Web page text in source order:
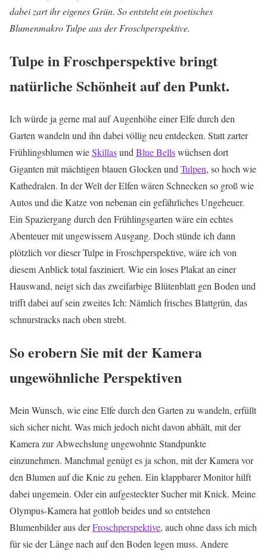
dabei zart ihr eigenes Grün. So entsteht ein poetisches
Blumenmakro Tulpe aus der Froschperspektive.
Tulpe in Froschperspektive bringt
natürliche Schönheit auf den Punkt.
Ich würde ja gerne mal auf Augenhöhe einer Elfe durch den
Garten wandeln und ihn dabei völlig neu entdecken. Statt zarter
Frühlingsblumen wieSkillasund Blue Bellswüchsen dort
Giganten mit mächtigen blauen Glocken und Tulpen, so hoch wie
Kathedralen. In der Welt der Elfen wären Schnecken so groß wie
Autos und die Katze von nebenan ein gefährliches Ungeheuer.
Ein Spaziergang durch den Frühlingsgarten wäre ein echtes
Abenteuer mit ungewissem Ausgang. Doch stünde ich dann
plötzlich vor dieser Tulpe in Froschperspektive, wäre ich von
diesem Anblick total fasziniert. Wie ein loses Plakat an einer
Hauswand, neigt sich das zweifarbige Blütenblatt gen Boden und
trifft dabei auf sein zweites Ich: Nämlich frisches Blattgrün, das
schnurstracks nach oben strebt.
So erobern Sie mit der Kamera
ungewöhnliche Perspektiven
Mein Wunsch, wie eine Elfe durch den Garten zu wandeln, erfüllt
sich sicher nicht. Was mich jedoch nicht davon abhält, mit der
Kamera zur Abwechslung ungewohnte Standpunkte
einzunehmen. Manchmal genügt es ja schon, mit der Kamera vor
den Blumen auf die Knie zu gehen. Ein klappbarer Monitor hilft
dabei ungemein. Oder ein aufgesteckter Sucher mit Knick. Meine
Olympus-Kamera hat gottlob beides und so entstehen
Blumenbilder aus derFroschperspektive, auch ohne dass ich mich
für sie der Länge nach auf den Boden legen muss. Andere